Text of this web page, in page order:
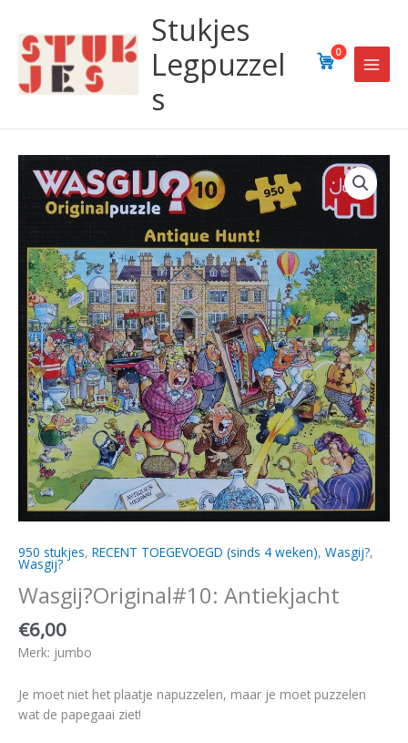
inhoud
Stukjes
Legpuzzel
s
0
950 stukjes, RECENT TOEGEVOEGD (sinds 4 weken), Wasgij?,
Wasgij?
Wasgij?Original#10: Antiekjacht
€6,00
Merk: jumbo
Je moet niet het plaatje napuzzelen, maar je moet puzzelen
wat de papegaai ziet!